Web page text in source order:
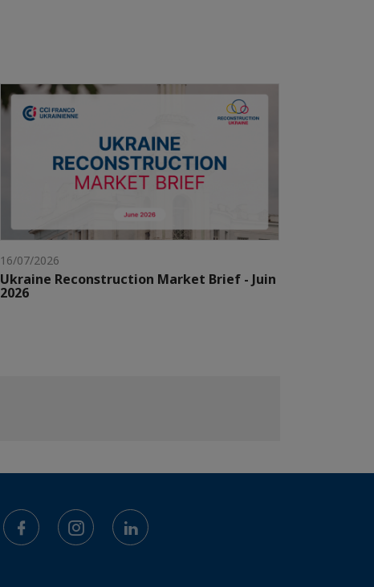
16/07/2026
Ukraine Reconstruction Market Brief - Juin
2026